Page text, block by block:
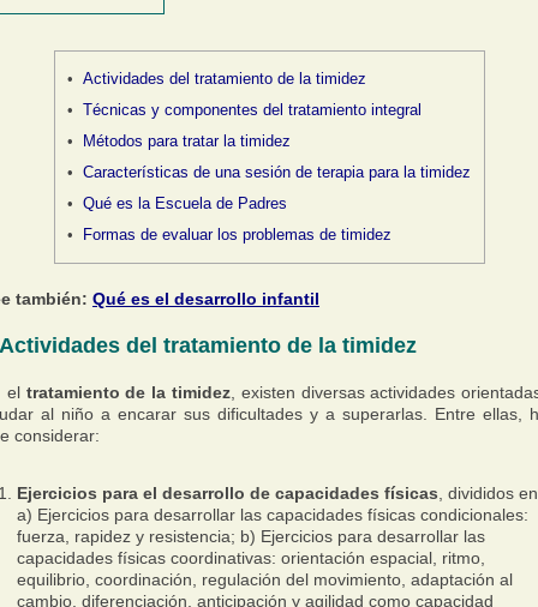
Actividades del tratamiento de la timidez
Técnicas y componentes del tratamiento integral
Métodos para tratar la timidez
Características de una sesión de terapia para la timidez
Qué es la Escuela de Padres
Formas de evaluar los problemas de timidez
también: Qué es el desarrollo infantil
Actividades del tratamiento de la timidez
eltratamiento de la timidez , existen diversas actividades
al niño a encarar sus dificultades y a superarlas. Entre ellas,
considerar:
Ejercicios para el desarrollo de capacidades físicas , divididos
a) Ejercicios para desarrollar las capacidades físicas condicionales:
fuerza, rapidez y resistencia; b) Ejercicios para desarrollar las
capacidades físicas coordinativas: orientación espacial, ritmo,
equilibrio, coordinación, regulación del movimiento, adaptación al
cambio, diferenciación, anticipación y agilidad como capacidad